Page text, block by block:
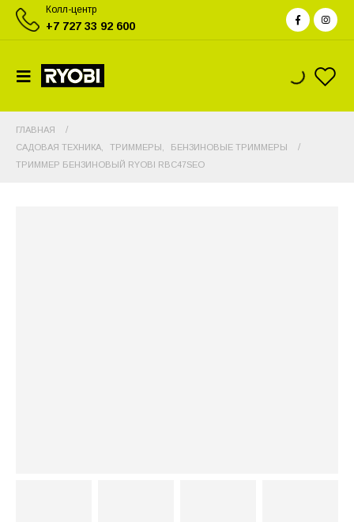
Колл-центр
+7 727 33 92 600
ГЛАВНАЯ
САДОВАЯ ТЕХНИКА
ТРИММЕРЫ
БЕНЗИНОВЫЕ ТРИММЕРЫ
ТРИММЕР БЕНЗИНОВЫЙ RYOBI RBC47SEO